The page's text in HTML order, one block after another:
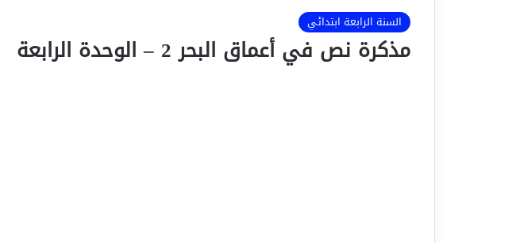
السنة الرابعة ابتدائي
مذكرة نص في أعماق البحر 2 – الوحدة الرابعة